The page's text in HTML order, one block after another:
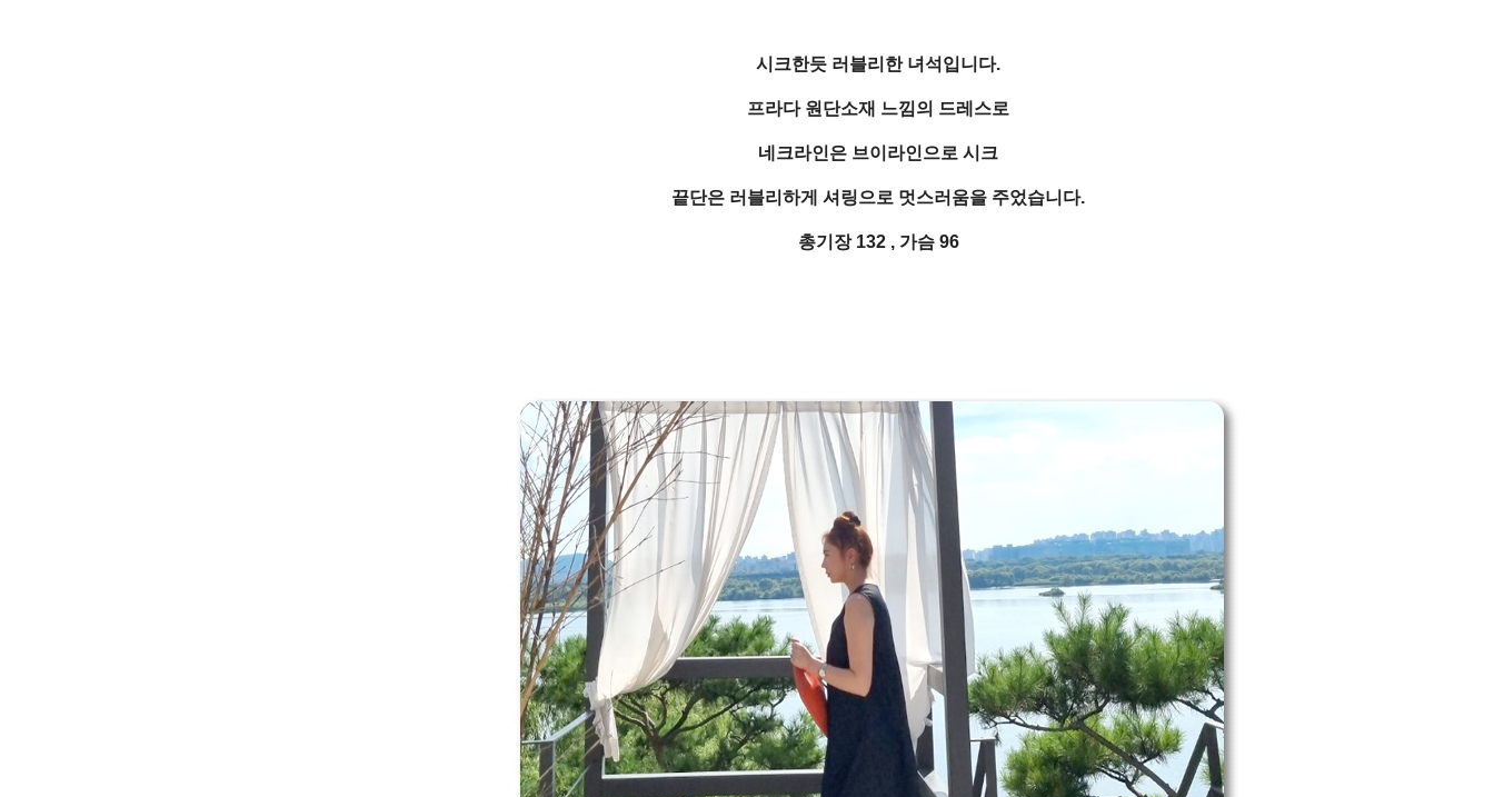
시크한듯 러블리한 녀석입니다.
프라다 원단소재 느낌의 드레스로
네크라인은 브이라인으로 시크
끝단은 러블리하게 셔링으로 멋스러움을 주었습니다.
총기장 132 , 가슴 96